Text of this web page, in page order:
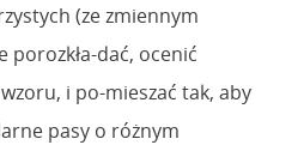
(ze zmiennym
dać, ocenić
i po-mieszać tak, aby
pasy o różnym